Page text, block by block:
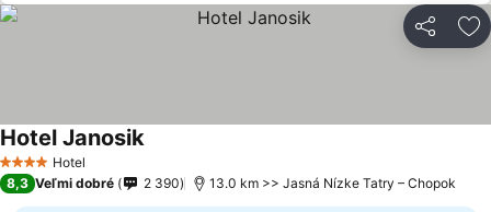
Zdieľať
4 Počet hviezdičiek
Hotel
Hotel Janosik
8,3 Veľmi dobré 2 390 13.0 km >> Jasná Nízke Tatry – Chopok